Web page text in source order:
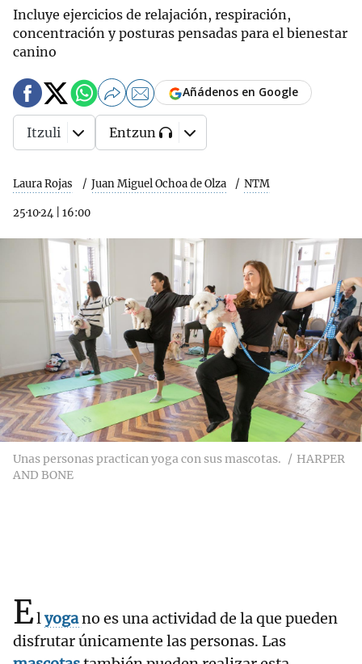
Incluye ejercicios de relajación, respiración,
concentración y posturas pensadas para el bienestar
canino
Laura Rojas Juan Miguel Ochoa de Olza NTM
25·10·24 16:00
Añádenos en Google
Itzuli Entzun
Unas personas practican yoga con sus mascotas.
HARPER
AND BONE
Elyogano es una actividad de la que pueden
disfrutar únicamente las personas. Las